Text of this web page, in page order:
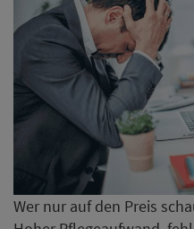
Wer nur auf den Preis